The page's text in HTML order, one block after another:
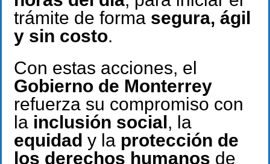
trámite de forma segura, ágil
y sin costo.
Con estas acciones, el
Gobierno de Monterrey
refuerza su compromiso con
la inclusión social, la
equidad y la protección de
los derechos humanos de